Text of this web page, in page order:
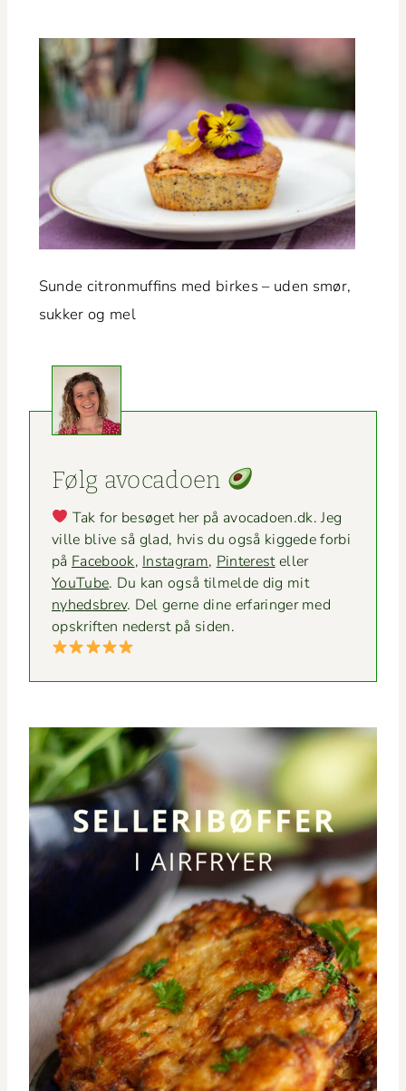
Sunde cit­ron­muffins med birkes – uden smør,
sukker og mel
Følg avo­ca­doen
Tak for besøget her på avocadoen.dk. Jeg
ville blive så glad, hvis du også kiggede for­bi
på Face­book, Insta­gram, Pin­ter­esteller
YouTube. Du kan også tilmelde dig mit
nyheds­brev. Del gerne dine erfaringer med
opskriften ned­er­st på siden.